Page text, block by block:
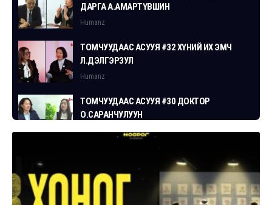
ДАРГА А.АМАРТҮВШИН
Humanz
ТОМЧУУДААС АСУУЯ #32 ХҮНИЙ ИХ ЭМЧ
Л.ДЭЛГЭРЗУЛ
Humanz
ТОМЧУУДААС АСУУЯ #30 ДОКТОР
О.САРАНЧУЛУУН
Humanz
ТОМЧУУДААС АСУУЯ #29 СГЗ С.ЦОГТБАЯР
Humanz
ТОМЧУУДААС АСУУЯ #28 ХУУЛЬЧ